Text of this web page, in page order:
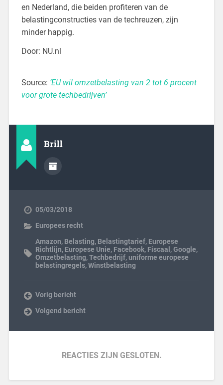
en Nederland, die beiden profiteren van de
belastingconstructies van de techreuzen, zijn
minder happig.
Door: NU.nl
Source: ‘EU wil omzetbelasting van 2 tot 6 procent
voor grote techbedrijven’
Brill
05/03/2018
Europees recht
Amazon, Belasting, Belastingtarief, Europese
Richtlijn, Europese Unie, Facebook, Fiscaal ,Google,
Omzetbelasting,Techbedrijf,uniforme europese
belastingregels,Winstbelasting
Vorig bericht
Volgend bericht
REACTIES ZIJN GESLOTEN.